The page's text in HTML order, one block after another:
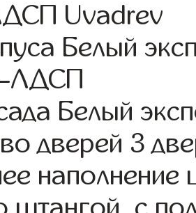
Uvadrev
Белый
Белый
дверей 3